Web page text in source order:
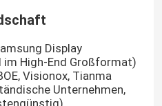
Display
im High-End Großformat)
Visionox, Tianma
Unternehmen,